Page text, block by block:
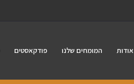
אודות המומחים שלנו פודקאסטים